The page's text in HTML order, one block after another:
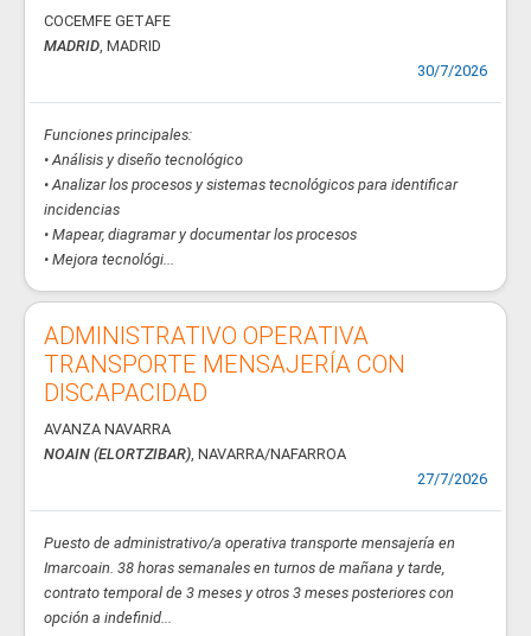
COCEMFE GETAFE
MADRID, MADRID
30/7/2026
Funciones principales:
• Análisis y diseño tecnológico
• Analizar los procesos y sistemas tecnológicos para identificar
incidencias
• Mapear, diagramar y documentar los procesos
• Mejora tecnológi...
ADMINISTRATIVO OPERATIVA
TRANSPORTE MENSAJERÍA CON
DISCAPACIDAD
AVANZA NAVARRA
NOAIN (ELORTZIBAR), NAVARRA/NAFARROA
27/7/2026
Puesto de administrativo/a operativa transporte mensajería en
Imarcoain. 38 horas semanales en turnos de mañana y tarde,
contrato temporal de 3 meses y otros 3 meses posteriores con
opción a indefinid...